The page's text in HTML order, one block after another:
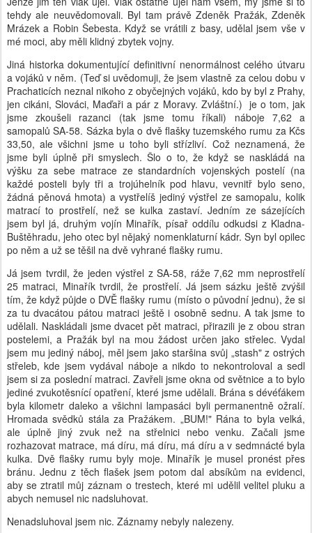
tehdy ale neuvědomovali. Byl tam právě Zdeněk Pražák, Zdeněk
Mrázek a Robin Šebesta. Když se vrátili z basy, udělal jsem vše v
mé moci, aby měli klidný zbytek vojny.
Jiná historka dokumentující definitivní nenormálnost celého útvaru
a vojáků v něm. (Teď si uvědomuji, že jsem vlastně za celou dobu v
Prachaticích neznal nikoho z obyčejných vojáků, kdo by byl z Prahy,
jen cikáni, Slováci, Maďaři a pár z Moravy. Zvláštní.) je o tom, jak
jsme zkoušeli razanci (tak jsme tomu říkali) náboje 7,62 a
samopalů SA-58. Sázka byla o dvě flašky tuzemského rumu za Kčs
33,50, ale všichni jsme u toho byli střízliví. Což neznamená, že
jsme byli úplně při smyslech. Šlo o to, že když se naskládá na
výšku za sebe matrace ze standardních vojenských postelí (na
každé posteli byly tři a trojúhelník pod hlavu, vevnitř bylo seno,
žádná pěnová hmota) a vystřelíš jediný výstřel ze samopalu, kolik
matrací to prostřelí, než se kulka zastaví. Jedním ze sázejících
jsem byl já, druhým vojín Minařík, písař oddílu odkudsi z Kladna-
Buštěhradu, jeho otec byl nějaký nomenklaturní kádr. Syn byl opilec
po něm a už se těšil na dvě vyhrané flašky rumu.
Já jsem tvrdil, že jeden výstřel z SA-58, ráže 7,62 mm neprostřelí
25 matraci, Minařík tvrdil, že prostřelí. Já jsem sázku ještě zvýšil
tím, že když půjde o DVĚ flašky rumu (místo o původní jednu), že si
za tu dvacátou pátou matraci ještě i osobně sednu. A tak jsme to
udělali. Naskládali jsme dvacet pět matraci, přirazili je z obou stran
postelemi, a Pražák byl na mou žádost určen jako střelec. Vydal
jsem mu jediný náboj, měl jsem jako staršina svůj „stash" z ostrých
střeleb, kde jsem vydával náboje a nikdo to nekontroloval a sedl
jsem si za poslední matraci. Zavřeli jsme okna od světnice a to bylo
jediné zvukotěsnící opatření, které jsme udělali. Brána s dévéťákem
byla kilometr daleko a všichni lampasáci byli permanentně ožralí.
Hromada svědků stála za Pražákem. „BUM!" Rána to byla velká,
ale úplně jiný zvuk než na střelnici nebo venku. Začali jsme
rozhazovat matrace, má díru, má díru, má díru a v sedmnácté byla
kulka. Dvě flašky rumu byly moje. Minařík je musel pronést přes
bránu. Jednu z těch flašek jsem potom dal absíkům na evidenci,
aby se ztratil můj záznam o trestech, které mi udělil velitel pluku a
abych nemusel nic nadsluhovat.
Nenadsluhoval jsem nic. Záznamy nebyly nalezeny.